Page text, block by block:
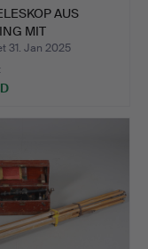
AUS
MIT
…
31. Jan 2025